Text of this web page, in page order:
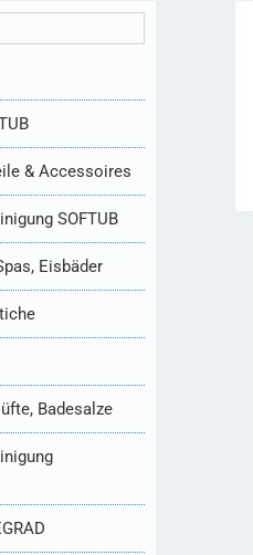
& Accessoires
SOFTUB
Eisbäder
Badesalze